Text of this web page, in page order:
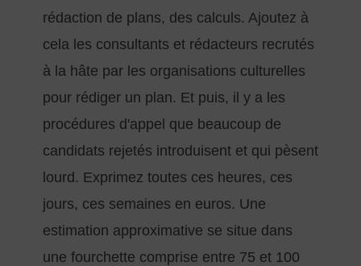
rédaction de plans, des calculs. Ajoutez à
cela les consultants et rédacteurs recrutés
à la hâte par les organisations culturelles
pour rédiger un plan. Et puis, il y a les
procédures d'appel que beaucoup de
candidats rejetés introduisent et qui pèsent
lourd. Exprimez toutes ces heures, ces
jours, ces semaines en euros. Une
estimation approximative se situe dans
une fourchette comprise entre 75 et 100